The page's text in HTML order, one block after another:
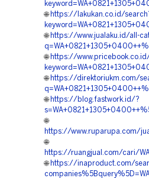
🌐 https://lakukan.co.id/
🌐 https://www.jualaku.id/all-
🌐 https://
🌐 https://direktoriukm.com/
🌐 https://blog.fastwork.id/?
🌐
https://www.ruparupa.com/
🌐
https://ruangjual.com/cari/
🌐 https://inaproduct.com/